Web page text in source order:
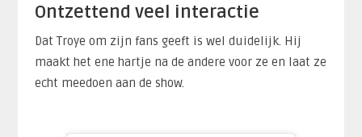
Ontzettend veel interactie
Dat Troye om zijn fans geeft is wel duidelijk. Hij
maakt het ene hartje na de andere voor ze en laat ze
echt meedoen aan de show.